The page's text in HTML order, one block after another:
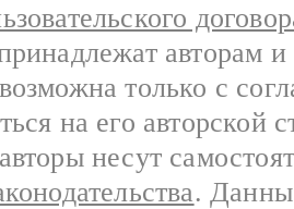
авторам
только с
на его авторской
несут
.